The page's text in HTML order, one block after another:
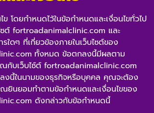
โดยกำหนดไว้ในข้อกำหนดและเงื่อนไขทั่วไป
ซต์ fortroadanimalclinic.com และ
ดๆ ที่เกี่ยวข้องภายในเว็บไซต์ของ
ทั้งหมด ข้อตกลงนี้มีผลตาม
กับเว็บไซ์ต์ fortroadanimalclinic.com
งนี้ในนามของธุรกิจหรือบุคคล คุณจะต้อง
ยินยอมทำตามข้อกำหนดและเงื่อนไขของ
ดังกล่าวกับข้อกำหนดนี้